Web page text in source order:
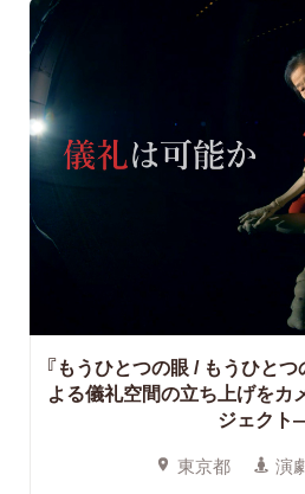
『もうひとつの眼 / もうひとつ
よる儀礼空間の立ち上げをカ
ジェク
東京都 演